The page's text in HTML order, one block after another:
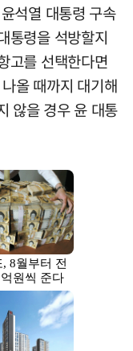
석열 대통령 구속
통령을 석방할지
고를 선택한다면
올 때까지 대기해
않을 경우 윤 대통